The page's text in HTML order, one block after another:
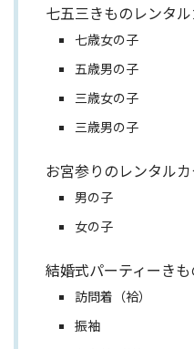
七五三きものレンタ
七歳女の子
五歳男の子
三歳女の子
三歳男の子
お宮参りのレンタル
男の子
女の子
結婚式パーティーき
訪問着（袷）
振袖